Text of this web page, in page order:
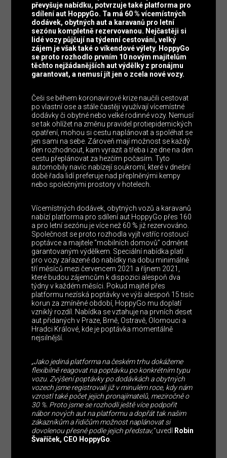
převyšuje nabídku, potvrzuje také platforma pro
sdílení aut HoppyGo. Ta má 60 % vícemístných
dodávek, obytných aut a karavanů pro letní
sezónu kompletně rezervovanou. Nejčastěji si
lidé vozy půjčují na týdenní cestování, velký
zájem je však také o víkendové výlety. HoppyGo
se proto rozhodlo prvním 10 novým majitelům
těchto nejžádanějších aut výdělky z pronájmu
garantovat, a nemusí jít jen o zcela nové vozy.
Češi se během koronavirové krize naučili cestovat
po vlastní ose a stále častěji využívají vícemístné
dodávky či obytné nebo velké rodinné vozy. Nemusí
se tak ohlížet na změnu pravidel protiepidemických
opatření, mohou si cestu naplánovat a spoléhat se
jen sami na sebe. Zároveň mají možnost se každý
den rozhodnout, kam vyrazit a třeba i ze dne na den
cestu přeplánovat za hezčím počasím. Tyto
automobily navíc nabízejí soukromí, které v dnešní
době řada lidí preferuje nad přeplněnými kempy
nebo společnými prostory v hotelech.
Vícemístných dodávek, obytných vozů a karavanů
nabízí platforma pro sdílení aut HoppyGo přes 160
a pro letní sezónu je více než 60 % již rezervováno.
Společnost se proto rozhodla vyjít vstříc rostoucí
poptávce a majitele “mobilních domovů” odměnit
garantovaným výdělkem. Speciální nabídka platí
pro vozy zařazené do nabídky na dobu minimálně
tří měsíců mezi červencem 2021 a říjnem 2021,
které budou zájemcům k dispozici alespoň dva
týdny v každém měsíci. Pokud majitel přes
platformu nezíská poptávky ve výši alespoň 15 tisíc
korun za zmíněné období, HoppyGo mu doplatí
vzniklý rozdíl. Nabídka se vztahuje na prvních deset
aut přidaných v Praze, Brně, Ostravě, Olomouci a
Hradci Králové, kde je poptávka momentálně
nejsilnější.
„Jako jediná platforma na českém trhu dokážeme
flexibilně reagovat na poptávku po konkrétním typu
vozu. Zvýšení poptávky po dodávkách a obytných
vozech jsme registrovali již v minulém roce, kdy nám
vzrostl také počet jejich pronajímatelů, meziročně o
30 %. Proto jsme se rozhodli ještě více podpořit
nábor nových aut na platformu a dopřát tak našim
zákazníkům a řidičům možnost naplánovat si
dovolenou přesně podle jejich představ,”uvedl
Robin
Švaříček, CEO HoppyGo